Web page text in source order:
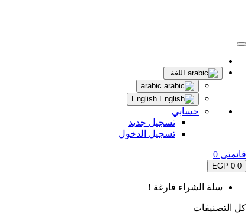
اللغة
حسابي
تسجيل جديد
تسجيل الدخول
قائمتى 0
0
0 EGP
سلة الشراء فارغة !
كل التصنيفات